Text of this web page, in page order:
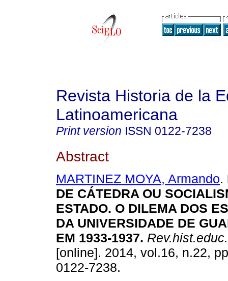
Revista Historia de la
Latinoamericana
Print version ISSN 0122-7238
Abstract
MARTINEZ MOYA, Armando.
DE CÁTEDRA OU
ESTADO. O DILEMA DOS
DA UNIVERSIDADE DE
EM 1933-1937.
[online]. 2014, vol.16, n.22,
0122-7238.